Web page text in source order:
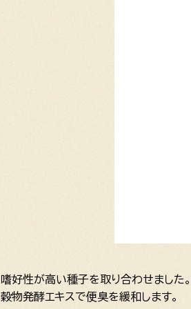
嗜好性が高い種子を取り合わせました。
穀物発酵エキスで便臭を緩和します。